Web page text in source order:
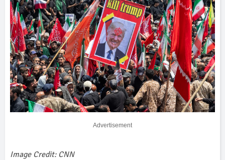
Advertisement
Image Credit: CNN